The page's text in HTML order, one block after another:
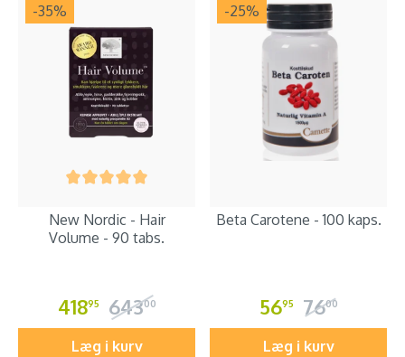
-35%
New Nordic - Hair
Volume - 90 tabs.
41895 64300
Læg i kurv
-25%
Beta Carotene - 100 kaps.
5695 7600
Læg i kurv